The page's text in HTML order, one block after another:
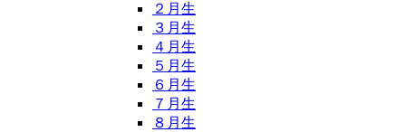
２月生
３月生
４月生
５月生
６月生
７月生
８月生